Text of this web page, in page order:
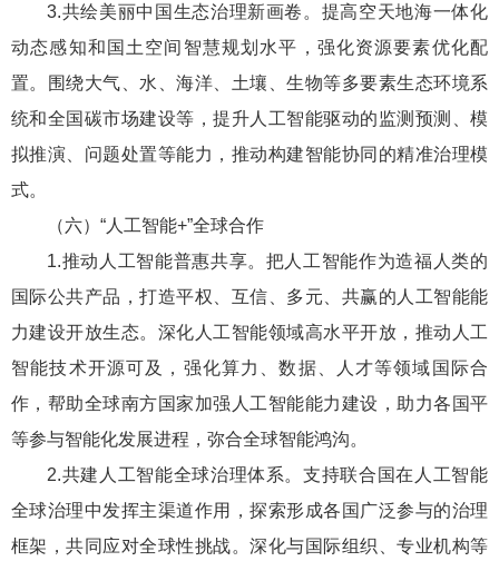
3.共绘美丽中国生态治理新画卷。提高空天地海一体化
动态感知和国土空间智慧规划水平，强化资源要素优化配
置。围绕大气、水、海洋、土壤、生物等多要素生态环境系
统和全国碳市场建设等，提升人工智能驱动的监测预测、模
拟推演、问题处置等能力，推动构建智能协同的精准治理模
式。
（六）“人工智能+”全球合作
1.推动人工智能普惠共享。把人工智能作为造福人类的
国际公共产品，打造平权、互信、多元、共赢的人工智能能
力建设开放生态。深化人工智能领域高水平开放，推动人工
智能技术开源可及，强化算力、数据、人才等领域国际合
作，帮助全球南方国家加强人工智能能力建设，助力各国平
等参与智能化发展进程，弥合全球智能鸿沟。
2.共建人工智能全球治理体系。支持联合国在人工智能
全球治理中发挥主渠道作用，探索形成各国广泛参与的治理
框架，共同应对全球性挑战。深化与国际组织、专业机构等